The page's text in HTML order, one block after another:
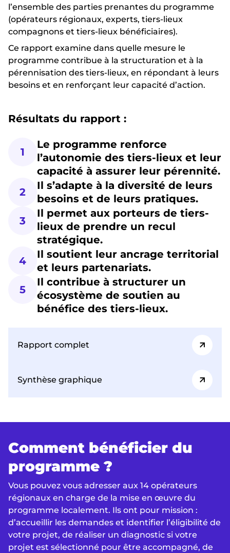
l’ensemble des parties prenantes du programme
(opérateurs régionaux, experts, tiers-lieux
compagnons et tiers-lieux bénéficiaires).
Ce rapport examine dans quelle mesure le
programme contribue à la structuration et à la
pérennisation des tiers-lieux, en répondant à leurs
besoins et en renforçant leur capacité d’action.
Résultats du rapport :
1
Le programme renforce
l’autonomie des tiers-lieux et leur
capacité à assurer leur pérennité.
2
Il s’adapte à la diversité de leurs
besoins et de leurs pratiques.
3
Il permet aux porteurs de tiers-
lieux de prendre un recul
stratégique.
4
Il soutient leur ancrage territorial
et leurs partenariats.
5
Il contribue à structurer un
écosystème de soutien au
bénéfice des tiers-lieux.
Rapport complet
Synthèse graphique
Comment bénéficier du
programme ?
Vous pouvez vous adresser aux 14 opérateurs
régionaux en charge de la mise en œuvre du
programme localement. Ils ont pour mission :
d’accueillir les demandes et identifier l’éligibilité de
votre projet, de réaliser un diagnostic si votre
projet est sélectionné pour être accompagné, de